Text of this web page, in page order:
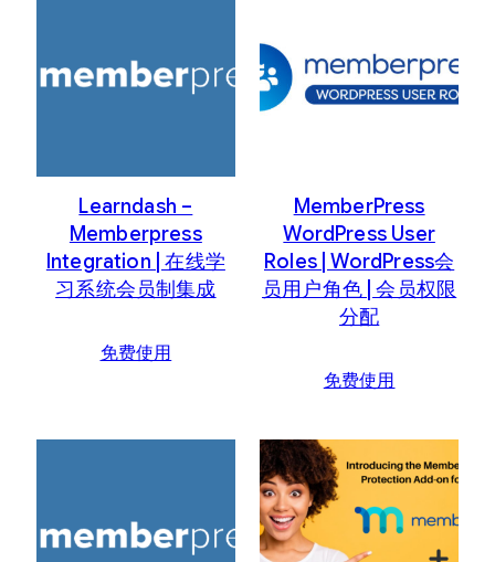
Learndash –
Memberpress
Integration | 在线学
习系统会员制集成
免费使用
MemberPress
WordPress User
Roles | WordPress会
员用户角色 | 会员权限
分配
免费使用